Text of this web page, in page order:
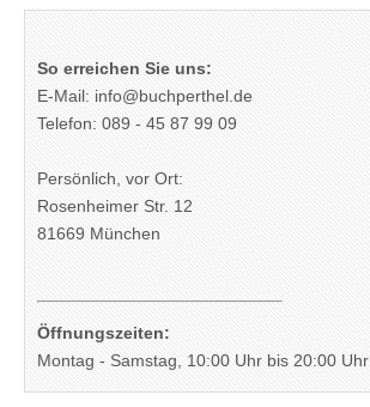
So erreichen Sie uns:
E-Mail: info@buchperthel.de
Telefon: 089 - 45 87 99 09
Persönlich, vor Ort:
Rosenheimer Str. 12
81669 München
Öffnungszeiten:
Montag - Samstag, 10:00 Uhr bis 20:00 Uhr